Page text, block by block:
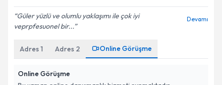
Güler yüzlü ve olumlu yaklaşımı ile çok iyi
veprpfesuonel bir...
Devamı
Adres 1 Adres 2 Online Görüşme
Online Görüşme